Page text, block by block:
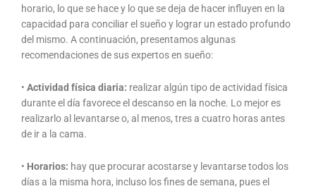
horario, lo que se hace y lo que se deja de hacer influyen en la
capacidad para conciliar el sueño y lograr un estado profundo
del mismo. A continuación, presentamos algunas
recomendaciones de sus expertos en sueño:
• Actividad física diaria: realizar algún tipo de actividad física
durante el día favorece el descanso en la noche. Lo mejor es
realizarlo al levantarse o, al menos, tres a cuatro horas antes
de ir a la cama.
• Horarios: hay que procurar acostarse y levantarse todos los
días a la misma hora, incluso los fines de semana, pues el